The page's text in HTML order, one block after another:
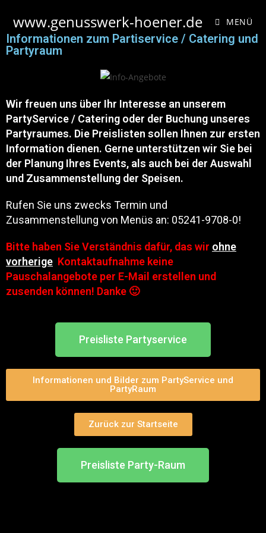
www.genusswerk-hoener.de MENÜ
Informationen zum Partiservice / Catering und
Partyraum
Wir freuen uns über Ihr Interesse an unserem
PartyService / Catering oder der Buchung unseres
Partyraumes. Die Preislisten sollen Ihnen zur ersten
Information dienen. Gerne unterstützen wir Sie bei
der Planung Ihres Events, als auch bei der Auswahl
und Zusammenstellung der Speisen.
Rufen Sie uns zwecks Termin und
Zusammenstellung von Menüs an: 05241-9708-0!
Bitte haben Sie Verständnis dafür, das wir ohne
vorherige Kontaktaufnahme keine
Pauschalangebote per E-Mail erstellen und
zusenden können! Danke 🙂
Preisliste Partyservice
Informationen und Bilder zum PartyService und
PartyRaum
Zurück zur Startseite
Preisliste Party-Raum